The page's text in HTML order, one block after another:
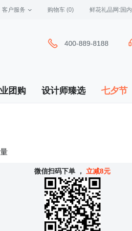
客户服务 购物车 (0) 鲜花礼品网:国
400-889-8188
400-889-8188
团购 设计师臻选 七夕节
微信扫码下单 ， 立减8元